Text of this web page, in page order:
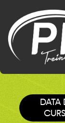
DATA